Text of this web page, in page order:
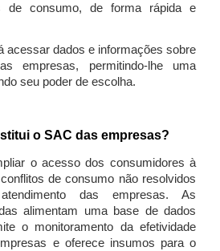
de consumo, de forma rápida e
acessar dados e informações sobre
empresas, permitindo-lhe uma
seu poder de escolha.
o SAC das empresas?
o acesso dos consumidores à
de consumo não resolvidos
das empresas. As
alimentam uma base de dados
o monitoramento da efetividade
e oferece insumos para o